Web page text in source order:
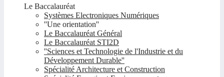
Le Baccalauréat
Systèmes Electroniques Numériques
''Une orientation''
Le Baccalauréat Général
Le Baccalauréat STI2D
''Sciences et Technologie de l'Industrie et du
Développement Durable''
Spécialité Architecture et Construction